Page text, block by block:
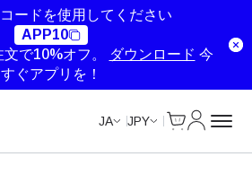
コードを使用してください
APP10
で10%オフ。
ダウンロード 今
すぐアプリを！
JA JPY
Unlimited Data
Unlimited Data